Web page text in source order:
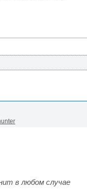
в любом случае